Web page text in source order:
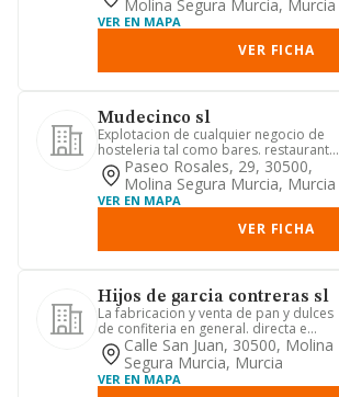
Molina Segura Murcia, Murcia
VER EN MAPA
VER FICHA
Mudecinco sl
Explotacion de cualquier negocio de
hosteleria tal como bares. restaurantes
y merenderos, asi como ...
Paseo Rosales, 29, 30500,
Molina Segura Murcia, Murcia
VER EN MAPA
VER FICHA
Hijos de garcia contreras sl
La fabricacion y venta de pan y dulces
de confiteria en general. directa e
indirectamente.
Calle San Juan, 30500, Molina
Segura Murcia, Murcia
VER EN MAPA